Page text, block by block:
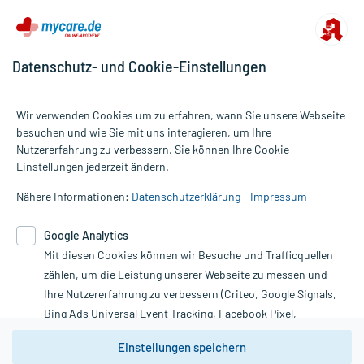
Alle Preise gelten inkl. MwSt., ggf. zzgl. Versandkosten
Informationen auf dieser Website werden ausschließlich für
die Untersuchung und Behandlung durch einen Arzt. Bitte
Therapien eingeleitet werden können. | Diese Webseite benutzt
Google Analytics. Lesen Sie bitte dazu die wichtigen Hinweise in
unserer Datenschutzerklärung. Für den Widerruf einer Bestellung
nutzen Sie das Formular:
Vertrag widerrufen
Datenschutz- und Cookie-Einstellungen
Wir verwenden Cookies um zu erfahren, wann Sie unsere Webseite
besuchen und wie Sie mit uns interagieren, um Ihre
Nutzererfahrung zu verbessern. Sie können Ihre Cookie-
Einstellungen jederzeit ändern.
Nähere Informationen: Datenschutzerklärung Impressum
Google Analytics
Mit diesen Cookies können wir Besuche und Trafficquellen
zählen, um die Leistung unserer Webseite zu messen und
Ihre Nutzererfahrung zu verbessern (Criteo, Google Signals,
Bing Ads Universal Event Tracking, Facebook Pixel,
Youtube-Social Plugin).
Einstellungen speichern